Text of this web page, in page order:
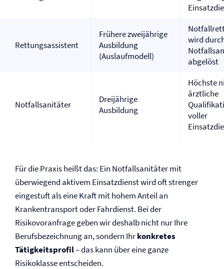
Rettungsassistent
Frühere zweijährige
Ausbildung
(Auslaufmodell)
wird
abgelöst
Notfallsanitäter
Dreijährige
Ausbildung
Höchste
ärztliche
voller
Für die Praxis heißt das: Ein Notfallsanitäter mit
überwiegend aktivem Einsatzdienst wird oft strenger
eingestuft als eine Kraft mit hohem Anteil an
Krankentransport oder Fahrdienst. Bei der
Risikovoranfrage geben wir deshalb nicht nur Ihre
Berufsbezeichnung an, sondern Ihrkonkretes
Tätigkeitsprofil– das kann über eine ganze
Risikoklasse entscheiden.